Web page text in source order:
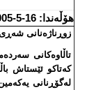
هۆڵه‌ندا: 16-5-2005
زوڕناژه‌نانی
كه‌تاكو ئێستاش
له‌گۆڕنانی